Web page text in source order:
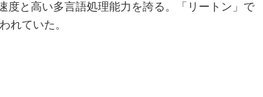
度と高い多言語処理能力を誇る。「リートン」で
れていた。